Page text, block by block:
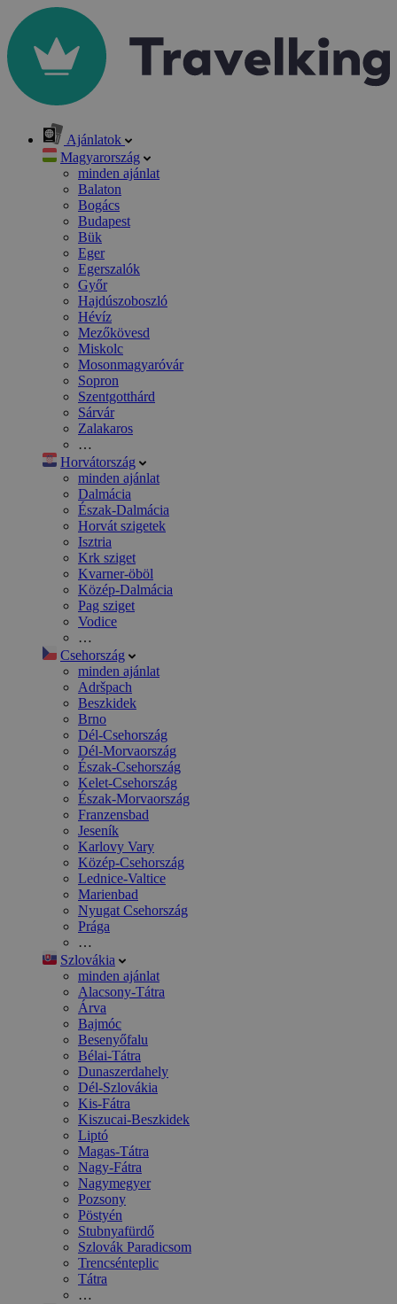
Ajánlatok
Magyarország
minden ajánlat
Balaton
Bogács
Budapest
Bük
Eger
Egerszalók
Győr
Hajdúszoboszló
Hévíz
Mezőkövesd
Miskolc
Mosonmagyaróvár
Sopron
Szentgotthárd
Sárvár
Zalakaros
…
Horvátország
minden ajánlat
Dalmácia
Észak-Dalmácia
Horvát szigetek
Isztria
Krk sziget
Kvarner-öböl
Közép-Dalmácia
Pag sziget
Vodice
…
Csehország
minden ajánlat
Adršpach
Beszkidek
Brno
Dél-Csehország
Dél-Morvaország
Észak-Csehország
Kelet-Csehország
Észak-Morvaország
Franzensbad
Jeseník
Karlovy Vary
Közép-Csehország
Lednice-Valtice
Marienbad
Nyugat Csehország
Prága
…
Szlovákia
minden ajánlat
Alacsony-Tátra
Árva
Bajmóc
Besenyőfalu
Bélai-Tátra
Dunaszerdahely
Dél-Szlovákia
Kis-Fátra
Kiszucai-Beszkidek
Liptó
Magas-Tátra
Nagy-Fátra
Nagymegyer
Pozsony
Pöstyén
Stubnyafürdő
Szlovák Paradicsom
Trencsénteplic
Tátra
…